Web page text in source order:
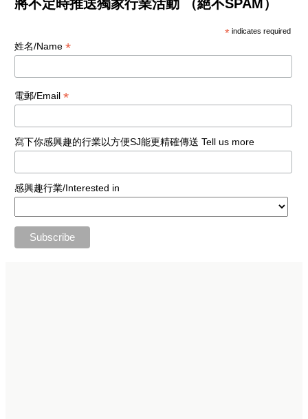
將不定時推送獨家行業活動 （絕不SPAM）
* indicates required
姓名/Name *
電郵/Email *
寫下你感興趣的行業以方便SJ能更精確傳送 Tell us more
感興趣行業/Interested in